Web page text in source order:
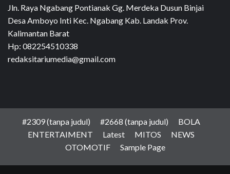
Jln. Raya Ngabang Pontianak Gg. Merdeka Dusun Binjai
Desa Amboyo Inti Kec. Ngabang Kab. Landak Prov.
Kalimantan Barat
Hp: 082254510338
redaksitariumedia@gmail.com
#2309 (tanpa judul) #2668 (tanpa judul)
BOLA
ENTERTAIMENT
Latest MITOS
NEWS
OTOMOTIF
Sample Page